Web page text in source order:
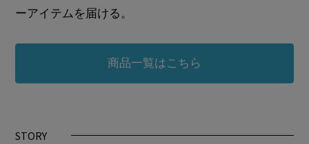
ーアイテムを届ける。
商品一覧はこちら
STORY